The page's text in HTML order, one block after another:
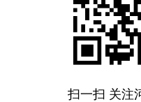
扫一扫 关注